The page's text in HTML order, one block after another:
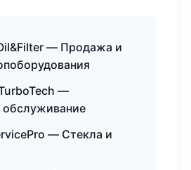
— Продажа и
—
обслуживание
— Стекла и